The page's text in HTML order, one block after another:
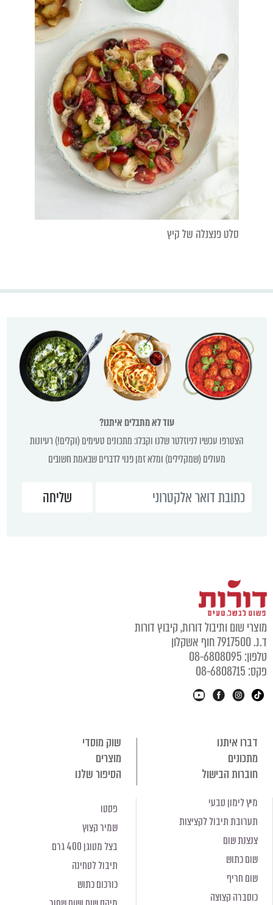
סלט פנצנלה של קיץ
עוד לא מתבלים איתנו?
הצטרפו עכשיו לניוזלטר שלנו וקבלו: מתכונים טעימים (וקלים!) רעיונות
מעולים (שמקלילים) ומלא זמן פנוי לדברים שבאמת חשובים
מוצרי שום ותיבול דורות, קיבוץ דורות
ד.נ. 7917500 חוף אשקלון
טלפון: 08-6808095
פקס: 08-6808715
דברו איתנו
שוק מוסדי
מתכונים
מוצרים
חוברות הבישול
הסיפור שלנו
מיץ לימון טבעי
תערובת תיבול לקציצות
צנצנת שום
שום כתוש
שום חריף
כוסברה קצוצה
פסטו
שמיר קצוץ
בצל מטוגן 400 גרם
תיבול לטחינה
כורכום כתוש